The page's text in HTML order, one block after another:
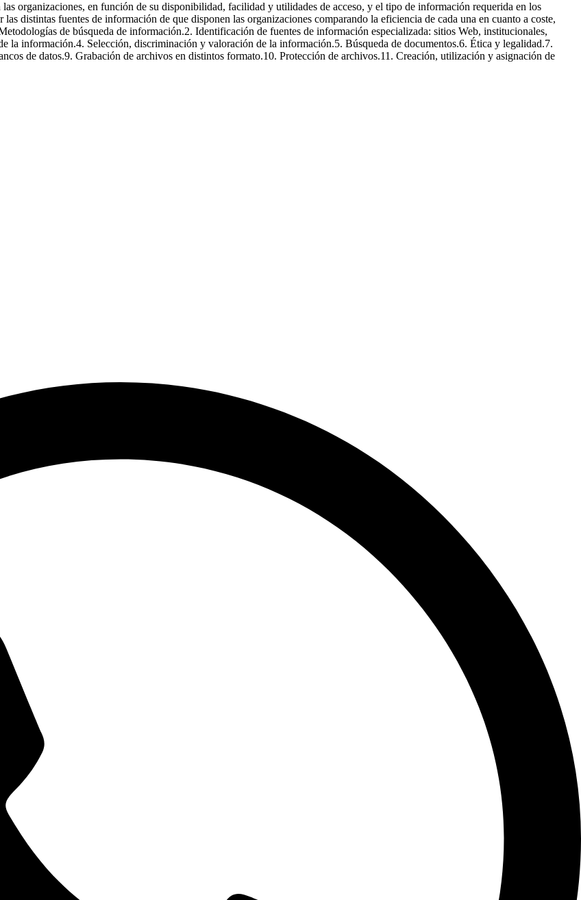
organizaciones, en función de su disponibilidad, facilidad y utilidades de acceso, y el tipo de información requerida en los
distintas fuentes de información de que disponen las organizaciones comparando la eficiencia de cada una en cuanto a coste,
de búsqueda de información.2. Identificación de fuentes de información especializada: sitios Web, institucionales,
la información.4. Selección, discriminación y valoración de la información.5. Búsqueda de documentos.6. Ética y legalidad.7.
de datos.9. Grabación de archivos en distintos formato.10. Protección de archivos.11. Creación, utilización y asignación de